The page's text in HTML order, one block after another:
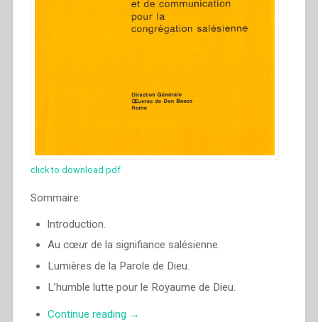
click to download pdf
Sommaire:
lntroduction.
Au cœur de la signifiance salésienne.
Lumières de la Parole de Dieu.
L’humble lutte pour le Royaume de Dieu.
Continue reading “Egidio
→